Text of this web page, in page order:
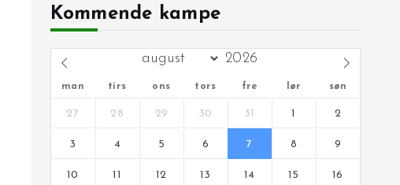
Kommende kampe
man tirs ons tors fre lør søn
27 28 29 30 31 1 2
3 4 5 6 7 8 9
10 11 12 13 14 15 16